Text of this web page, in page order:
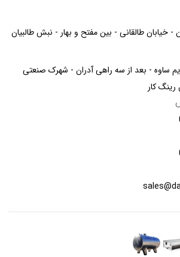
- خیابان طالقانی - بین مفتح و بهار - نبش طالبیان
ساوه - بعد از سه راهی آدران - شهرک صنعتی
رینگ کار